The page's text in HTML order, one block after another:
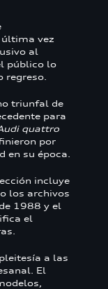
última vez
al
público lo
regreso.
triunfal de
para
quattro
por
en su época.
incluye
los archivos
de 1988 y el
el
a las
El